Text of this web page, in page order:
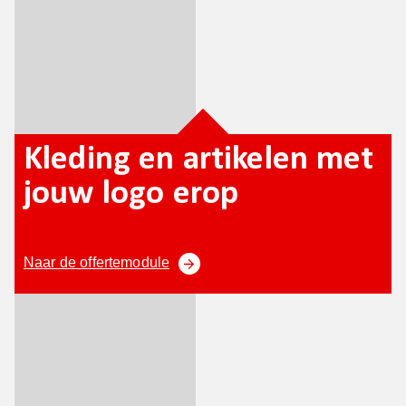
Kleding en artikelen met
jouw logo erop
Naar de offertemodule